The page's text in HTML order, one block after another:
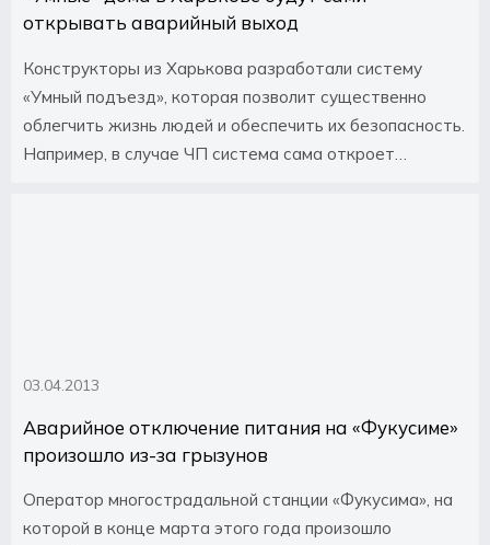
открывать аварийный выход
Конструкторы из Харькова разработали систему
«Умный подъезд», которая позволит существенно
облегчить жизнь людей и обеспечить их безопасность.
Например, в случае ЧП система сама откроет
03.04.2013
Аварийное отключение питания на «Фукусиме»
произошло из-за грызунов
Оператор многострадальной станции «Фукусима», на
которой в конце марта этого года произошло